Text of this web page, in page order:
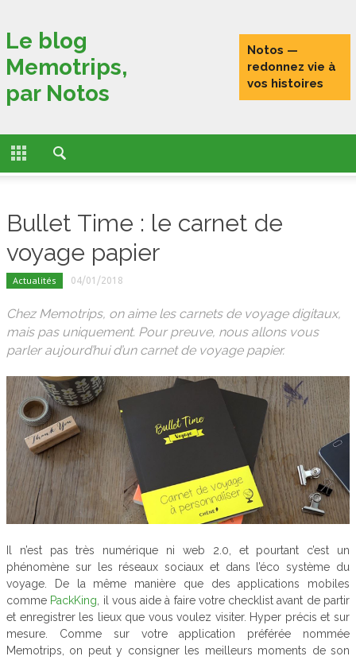
ACCUEIL
ACTUALITÉS
FONCTIONNALITÉS
L’HISTOIRE DE MEMOTRIPS
VOYAGEURS CONNECTÉS
TESTS
Le blog
Memotrips,
par Notos
Notos —
redonnez vie à
vos histoires
Bullet Time : le carnet de
voyage papier
Actualités 04/01/2018
Chez Memotrips, on aime les carnets de voyage digitaux,
mais pas uniquement. Pour preuve, nous allons vous
parler aujourd’hui d’un carnet de voyage papier.
Il n’est pas très numérique ni web 2.0, et pourtant c’est un
phénomène sur les réseaux sociaux et dans l’éco système du
voyage. De la même manière que des applications mobiles
comme PackKing, il vous aide à faire votre checklist avant de partir
et enregistrer les lieux que vous voulez visiter. Hyper précis et sur
mesure. Comme sur votre application préférée nommée
Memotrips, on peut y consigner les meilleurs moments de son